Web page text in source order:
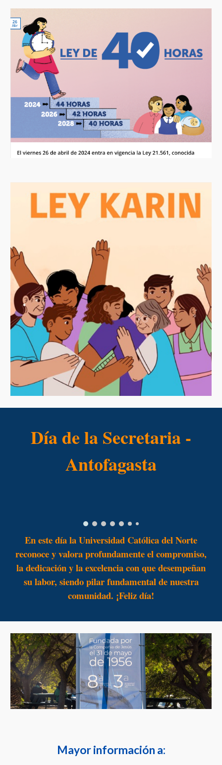
Día de la Secretaria -
Antofagasta
En este día la Universidad Católica del Norte
reconoce y valora profundamente el compromiso,
la dedicación y la excelencia con que desempeñan
su labor, siendo pilar fundamental de nuestra
comunidad. ¡Feliz día!
Mayor información a: